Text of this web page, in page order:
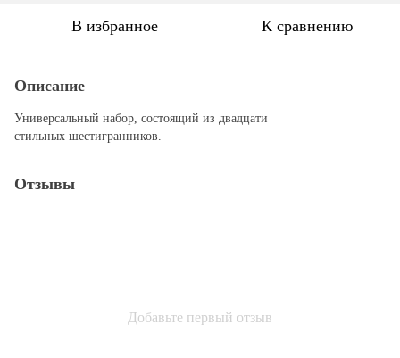
В избранное К сравнению
Описание
Универсальный набор, состоящий из двадцати
стильных шестигранников.
Отзывы
Добавьте первый отзыв